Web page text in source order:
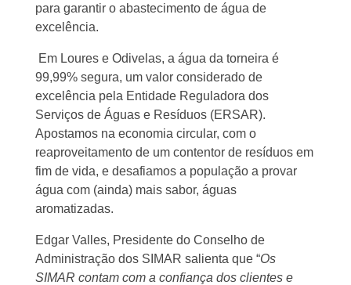
para garantir o abastecimento de água de
excelência.
Em Loures e Odivelas, a água da torneira é
99,99% segura, um valor considerado de
excelência pela Entidade Regula­dora dos
Serviços de Águas e Resíduos (ER­SAR).
Apostamos na economia circular, com o
reaproveitamento de um contentor de resíduos em
fim de vida, e desafiamos a população a provar
água com (ainda) mais sabor, águas
aromatizadas.
Edgar Valles, Presidente do Conselho de
Administração dos SIMAR salienta que “Os
SIMAR contam com a confiança dos clientes e